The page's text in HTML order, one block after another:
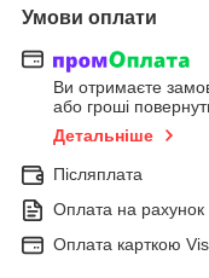
Умови оплати
Ви отримаєте
або гроші
Детальніше
Післяплата
Оплата на рахунок
Оплата карткою